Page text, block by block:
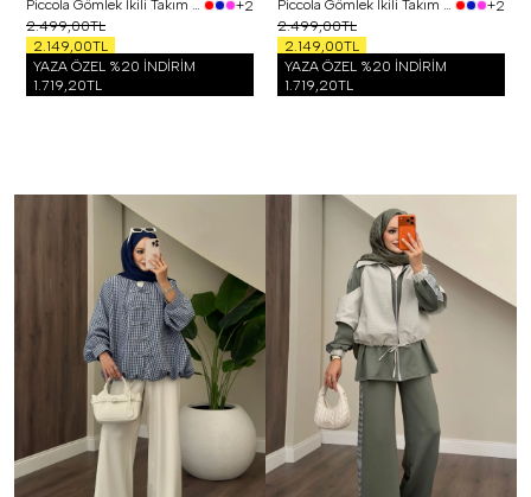
Piccola Gömlek İkili Takım Sarı
+2
2.499,00TL
2.149,00TL
YAZA ÖZEL %20 İNDİRİM
1.719,20TL
Piccola Gömlek İkili Takım Pembe
+2
2.499,00TL
2.149,00TL
YAZA ÖZEL %20 İNDİRİM
1.719,20TL